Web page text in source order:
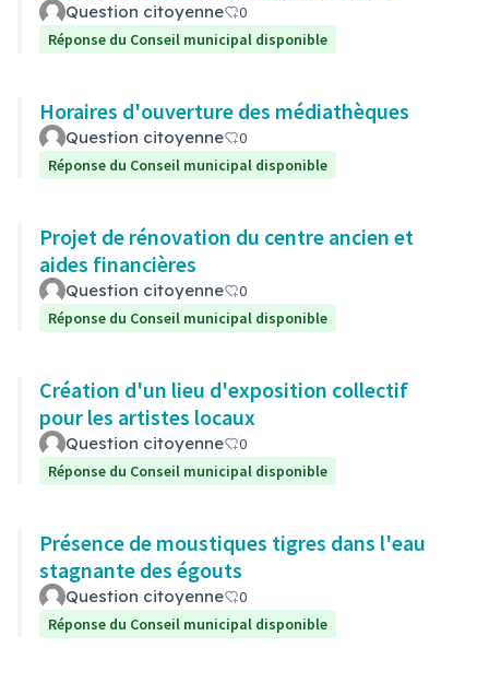
Question citoyenne
0
Réponse du Conseil municipal disponible
Horaires d'ouverture des médiathèques
Question citoyenne
0
Réponse du Conseil municipal disponible
Projet de rénovation du centre ancien et
aides financières
Question citoyenne
0
Réponse du Conseil municipal disponible
Création d'un lieu d'exposition collectif
pour les artistes locaux
Question citoyenne
0
Réponse du Conseil municipal disponible
Présence de moustiques tigres dans l'eau
stagnante des égouts
Question citoyenne
0
Réponse du Conseil municipal disponible